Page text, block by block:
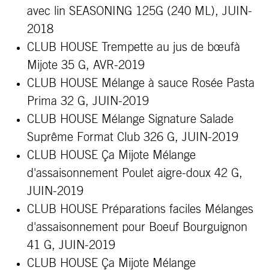
avec lin SEASONING 125G (240 ML), JUIN-
2018
CLUB HOUSE Trempette au jus de bœufà
Mijote 35 G, AVR-2019
CLUB HOUSE Mélange à sauce Rosée Pasta
Prima 32 G, JUIN-2019
CLUB HOUSE Mélange Signature Salade
Suprême Format Club 326 G, JUIN-2019
CLUB HOUSE Ça Mijote Mélange
d'assaisonnement Poulet aigre-doux 42 G,
JUIN-2019
CLUB HOUSE Préparations faciles Mélanges
d'assaisonnement pour Boeuf Bourguignon
41 G, JUIN-2019
CLUB HOUSE Ça Mijote Mélange